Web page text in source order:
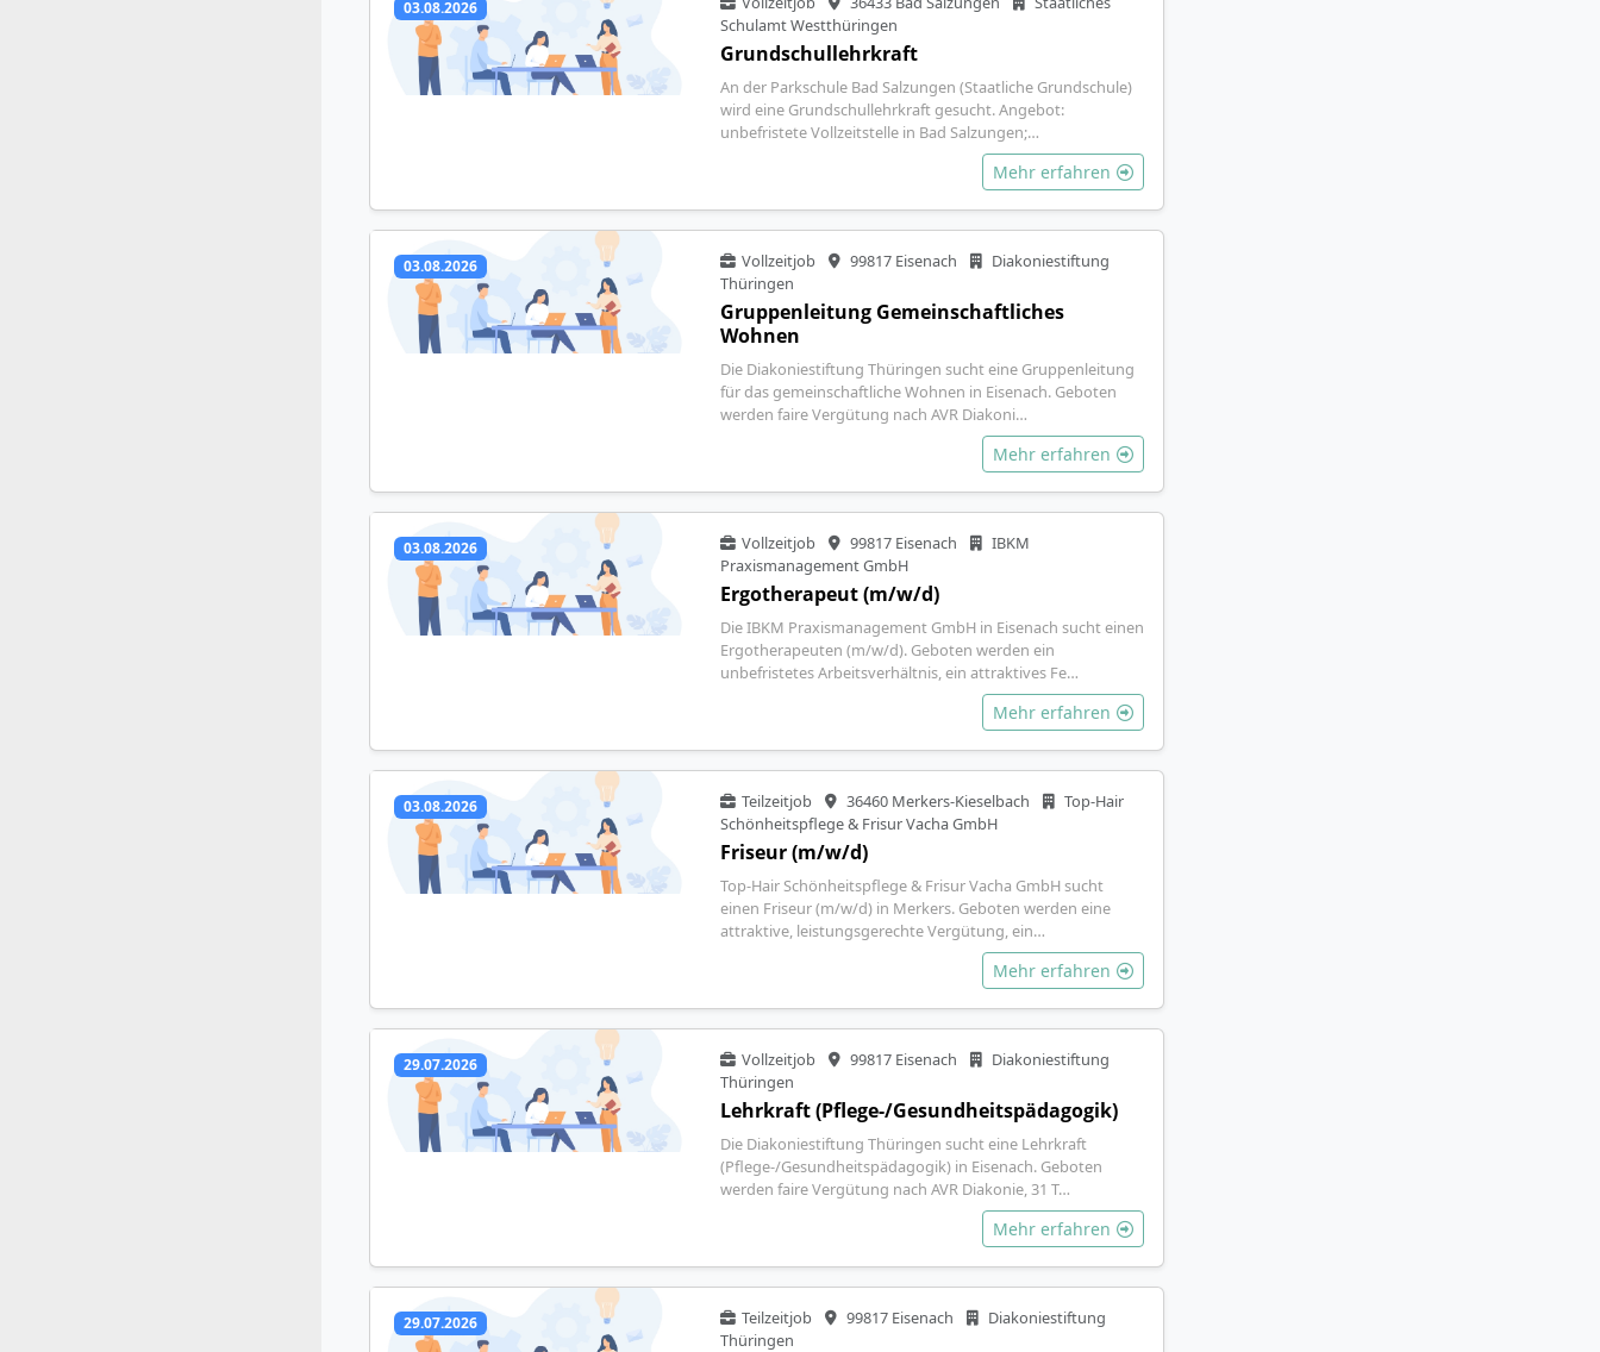
03.08.2026
Schulamt Westthüringen
Grundschullehrkraft
An der Parkschule Bad Salzungen (Staatliche Grundschule)
wird eine Grundschullehrkraft gesucht. Angebot:
unbefristete Vollzeitstelle in Bad Salzungen;…
Mehr erfahren
03.08.2026 Vollzeitjob 99817 Eisenach
Diakoniestiftung
Thüringen
Gruppenleitung Gemeinschaftliches
Wohnen
Die Diakoniestiftung Thüringen sucht eine Gruppenleitung
für das gemeinschaftliche Wohnen in Eisenach. Geboten
werden faire Vergütung nach AVR Diakoni…
Mehr erfahren
03.08.2026 Vollzeitjob 99817 Eisenach
IBKM
Praxismanagement GmbH
Ergotherapeut (m/w/d)
Die IBKM Praxismanagement GmbH in Eisenach sucht einen
Ergotherapeuten (m/w/d). Geboten werden ein
unbefristetes Arbeitsverhältnis, ein attraktives Fe…
Mehr erfahren
03.08.2026 Teilzeitjob 36460 Merkers-Kieselbach
Top-Hair
Schönheitspflege & Frisur Vacha GmbH
Friseur (m/w/d)
Top-Hair Schönheitspflege & Frisur Vacha GmbH sucht
einen Friseur (m/w/d) in Merkers. Geboten werden eine
attraktive, leistungsgerechte Vergütung, ein…
Mehr erfahren
29.07.2026 Vollzeitjob 99817 Eisenach
Diakoniestiftung
Thüringen
Lehrkraft (Pflege-/Gesundheitspädagogik)
Die Diakoniestiftung Thüringen sucht eine Lehrkraft
(Pflege-/Gesundheitspädagogik) in Eisenach. Geboten
werden faire Vergütung nach AVR Diakonie, 31 T…
Mehr erfahren
29.07.2026 Teilzeitjob 99817 Eisenach
Diakoniestiftung
Thüringen